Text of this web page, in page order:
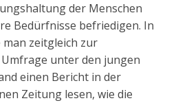
der Menschen
Bedürfnisse befriedigen. In
zeitgleich zur
unter den jungen
einen Bericht in der
Zeitung lesen, wie die